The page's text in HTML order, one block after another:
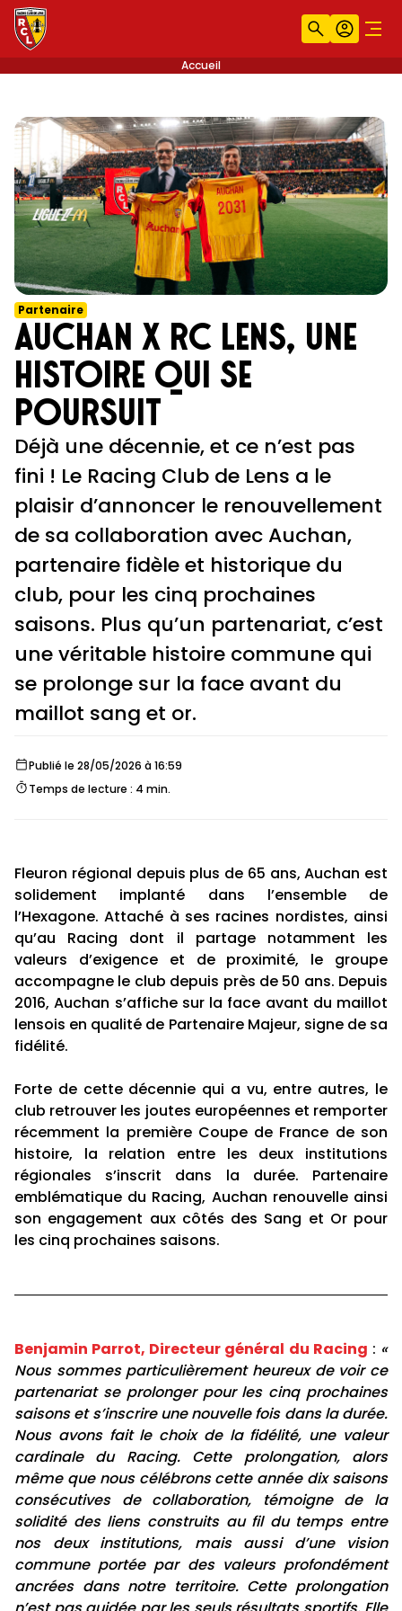
Recherche
Accueil
Partenaire
Auchan x RC Lens, une
histoire qui se
poursuit
Déjà une décennie, et ce n’est pas
fini ! Le Racing Club de Lens a le
plaisir d’annoncer le renouvellement
de sa collaboration avec Auchan,
partenaire fidèle et historique du
club, pour les cinq prochaines
saisons. Plus qu’un partenariat, c’est
une véritable histoire commune qui
se prolonge sur la face avant du
maillot sang et or.
Publié le 28/05/2026 à 16:59
Temps de lecture : 4 min.
Fleuron régional depuis plus de 65 ans, Auchan est
solidement implanté dans l’ensemble de
l’Hexagone. Attaché à ses racines nordistes, ainsi
qu’au Racing dont il partage notamment les
valeurs d’exigence et de proximité, le groupe
accompagne le club depuis près de 50 ans. Depuis
2016, Auchan s’affiche sur la face avant du maillot
lensois en qualité de Partenaire Majeur, signe de sa
fidélité.
Forte de cette décennie qui a vu, entre autres, le
club retrouver les joutes européennes et remporter
récemment la première Coupe de France de son
histoire, la relation entre les deux institutions
régionales s’inscrit dans la durée. Partenaire
emblématique du Racing, Auchan renouvelle ainsi
son engagement aux côtés des Sang et Or pour
les cinq prochaines saisons.
Benjamin Parrot, Directeur général du Racing : «
Nous sommes particulièrement heureux de voir ce
partenariat se prolonger pour les cinq prochaines
saisons et s’inscrire une nouvelle fois dans la durée.
Nous avons fait le choix de la fidélité, une valeur
cardinale du Racing. Cette prolongation, alors
même que nous célébrons cette année dix saisons
consécutives de collaboration, témoigne de la
solidité des liens construits au fil du temps entre
nos deux institutions, mais aussi d’une vision
commune portée par des valeurs profondément
ancrées dans notre territoire. Cette prolongation